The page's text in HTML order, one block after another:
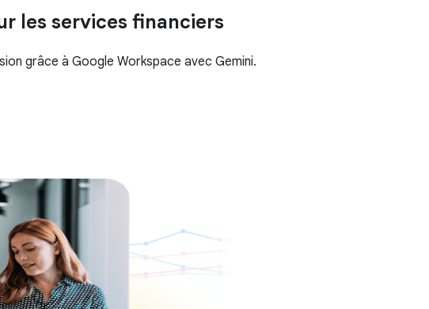
les services financiers
grâce à Google Workspace avec Gemini.